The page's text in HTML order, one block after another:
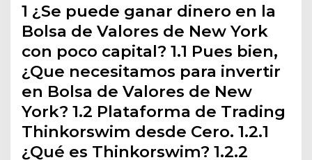
1 ¿Se puede ganar dinero en la
Bolsa de Valores de New York
con poco capital? 1.1 Pues bien,
¿Que necesitamos para invertir
en Bolsa de Valores de New
York? 1.2 Plataforma de Trading
Thinkorswim desde Cero. 1.2.1
¿Qué es Thinkorswim? 1.2.2